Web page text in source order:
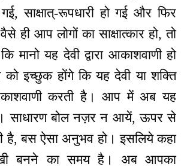
साक्षात्-रूपधारी हो गई और फिर
ही आप लोगों का साक्षात्कार हो, तो
मानो यह देवी द्वारा आकाशवाणी हो
इच्छुक होंगे कि यह देवी या शक्ति
करती है। आप में अब यह
साधारण बोल नज़र न आयें, ऊपर से
है, बस ऐसा अनुभव हो। इसलिये कहा
बनने का समय है। अब आपका